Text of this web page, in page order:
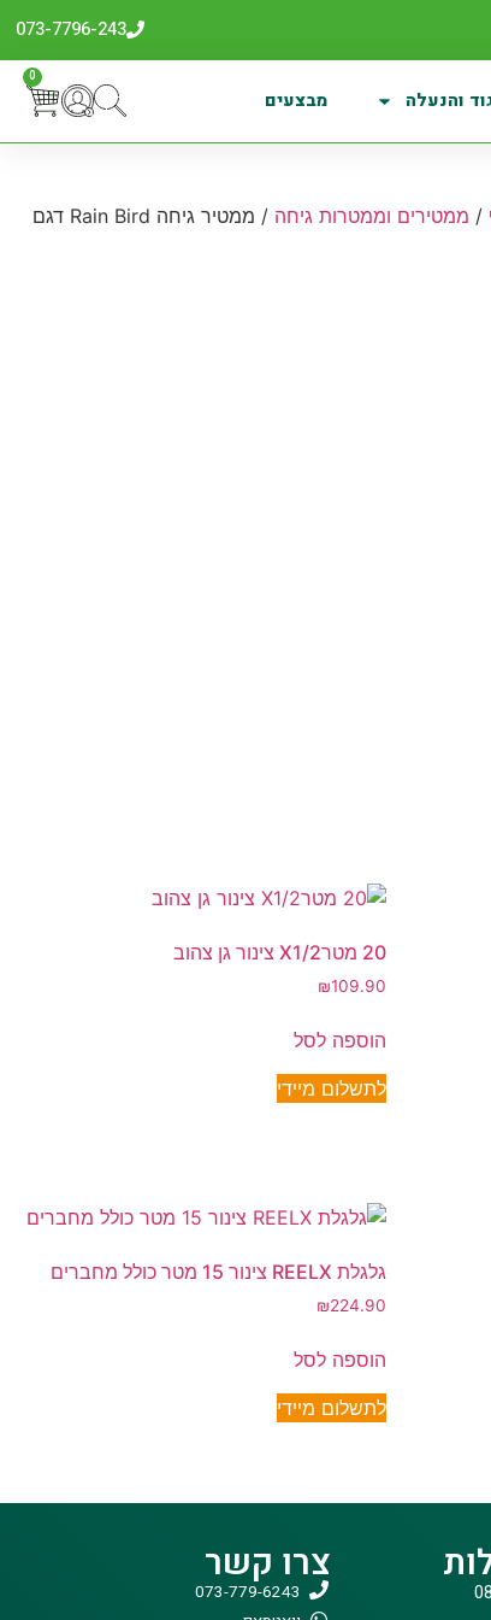
073-7796-243
והנעלה מבצעים
0
/ ממטירים וממטרות גיחה
/ ממטיר גיחה Rain Bird דגם
20 מטרX1/2 צינור גן צהוב
₪109.90
הוספה לסל
לתשלום מיידי
גלגלת REELX צינור 15 מטר כולל מחברים
₪224.90
הוספה לסל
לתשלום מיידי
צרו קשר
073-779-6243